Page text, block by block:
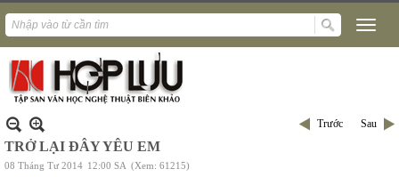
Trước Sau
TRỞ LẠI ĐÂY YÊU EM
08 Tháng Tư 2014 12:00 SA (Xem: 61215)